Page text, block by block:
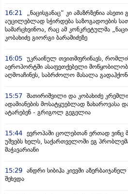
16:21
„ნაცისგანაც“ კი ამაზრზენია ასეთი
აუცილებლად სჭირდება საზოგადოების
სამარცხვინოა, რაც ამ კონკრეტულმა
კობახიძე გიორგი ბარამიძეზე
16:05 უკრაინულ თვითმფრინავს,
აეროპორტში ასაფეთქებელი
აღმოაჩინეს, საბრძოლო მასალა
15:57 შათირიშვილი და კობახიძე
ადამიანების მოსატყუებლად ზახაროვასა
ატარებენ - გრიგოლ გეგელია
15:44 ევროპაში ცოლებთან ერთად ვინც
უშვებს ხელს, საქართველოში ეგ
მაჭავარიანი
15:29 ანდრი სიბიჰა კიევში
შეხვდა